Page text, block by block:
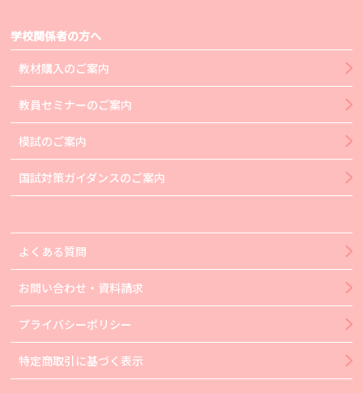
学校関係者の方へ
教材購入のご案内
教員セミナーのご案内
模試のご案内
国試対策ガイダンスのご案内
よくある質問
お問い合わせ・資料請求
プライバシーポリシー
特定商取引に基づく表示